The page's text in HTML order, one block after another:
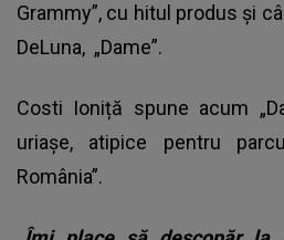
Grammy”, cu hitul produs și
DeLuna, „Dame”.
Costi Ioniță spune acum
uriașe, atipice pentru
România”.